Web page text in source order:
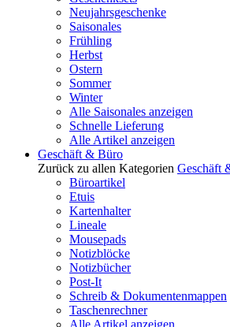
Neujahrsgeschenke
Saisonales
Frühling
Herbst
Ostern
Sommer
Winter
Alle Saisonales anzeigen
Schnelle Lieferung
Alle Artikel anzeigen
Geschäft & Büro
Zurück zu allen Kategorien Geschäft
Büroartikel
Etuis
Kartenhalter
Lineale
Mousepads
Notizblöcke
Notizbücher
Post-It
Schreib & Dokumentenmappen
Taschenrechner
Alle Artikel anzeigen